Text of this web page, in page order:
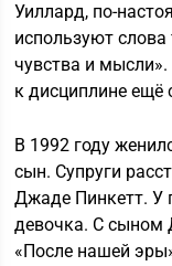
Уиллард, по-
используют
чувства и
к дисциплине ещё
В 1992 году
сын. Супруги
Джаде Пинкетт. У
девочка. С сыном
«После нашей